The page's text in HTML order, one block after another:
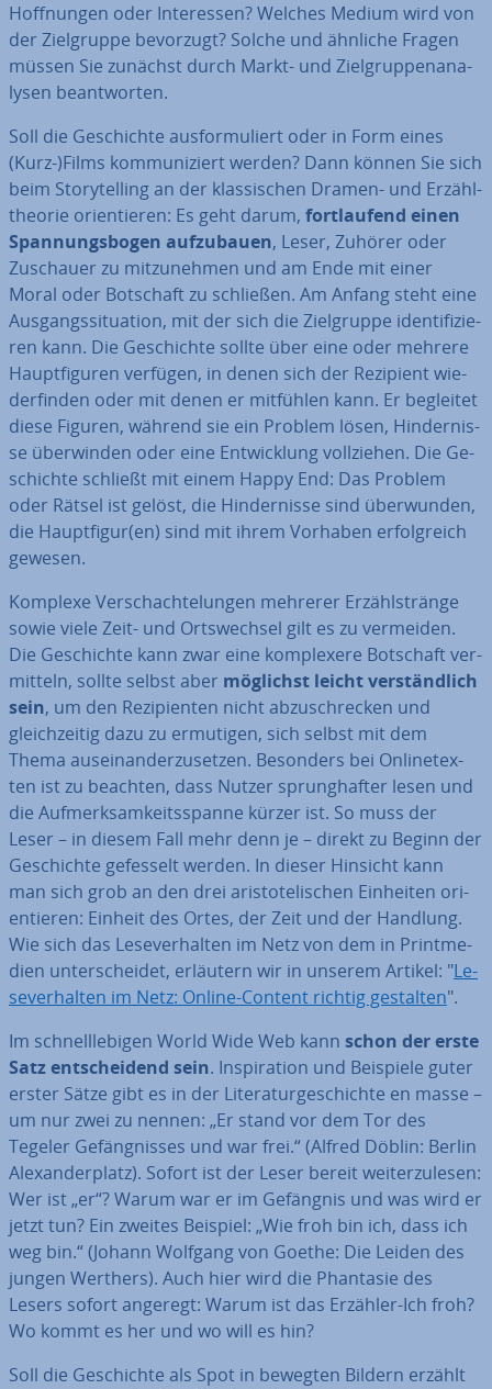
Hoff­nun­gen oder In­ter­es­sen? Welches Medium wird von
der Ziel­grup­pe bevorzugt? Solche und ähnliche Fragen
müssen Sie zunächst durch Markt- und Ziel­grup­pen­ana­
ly­sen be­ant­wor­ten.
Soll die Ge­schich­te aus­for­mu­liert oder in Form eines
(Kurz-)Films kom­mu­ni­ziert werden? Dann können Sie sich
beim Sto­rytel­ling an der klas­si­schen Dramen- und Er­zähl­
theo­rie ori­en­tie­ren: Es geht darum, fort­lau­fend einen
Span­nungs­bo­gen auf­zu­bau­en, Leser, Zuhörer oder
Zuschauer zu mit­zu­neh­men und am Ende mit einer
Moral oder Botschaft zu schließen. Am Anfang steht eine
Aus­gangs­si­tua­ti­on, mit der sich die Ziel­grup­pe iden­ti­fi­zie­
ren kann. Die Ge­schich­te sollte über eine oder mehrere
Haupt­fi­gu­ren verfügen, in denen sich der Rezipient wie­
der­fin­den oder mit denen er mitfühlen kann. Er begleitet
diese Figuren, während sie ein Problem lösen, Hin­der­nis­
se über­win­den oder eine Ent­wick­lung voll­zie­hen. Die Ge­
schich­te schließt mit einem Happy End: Das Problem
oder Rätsel ist gelöst, die Hin­der­nis­se sind über­wun­den,
die Haupt­fi­gur(en) sind mit ihrem Vorhaben er­folg­reich
gewesen.
Komplexe Ver­schach­te­lun­gen mehrerer Er­zähl­strän­ge
sowie viele Zeit- und Orts­wech­sel gilt es zu vermeiden.
Die Ge­schich­te kann zwar eine kom­ple­xe­re Botschaft ver­
mit­teln, sollte selbst aber möglichst leicht ver­ständ­lich
sein, um den Re­zi­pi­en­ten nicht ab­zu­schre­cken und
gleich­zei­tig dazu zu ermutigen, sich selbst mit dem
Thema aus­ein­an­der­zu­set­zen. Besonders bei On­line­tex­
ten ist zu beachten, dass Nutzer sprung­haf­ter lesen und
die Auf­merk­sam­keits­span­ne kürzer ist. So muss der
Leser – in diesem Fall mehr denn je – direkt zu Beginn der
Ge­schich­te gefesselt werden. In dieser Hinsicht kann
man sich grob an den drei aris­to­te­li­schen Einheiten ori­
en­tie­ren: Einheit des Ortes, der Zeit und der Handlung.
Wie sich das Le­se­ver­hal­ten im Netz von dem in Print­me­
di­en un­ter­schei­det, erläutern wir in unserem Artikel: "Le­
se­ver­hal­ten im Netz: Online-Content richtig gestalten".
Im schnell­le­bi­gen World Wide Web kann schon der erste
Satz ent­schei­dend sein. In­spi­ra­ti­on und Beispiele guter
erster Sätze gibt es in der Li­te­ra­tur­ge­schich­te en masse –
um nur zwei zu nennen: „Er stand vor dem Tor des
Tegeler Ge­fäng­nis­ses und war frei.“ (Alfred Döblin: Berlin
Alex­an­der­platz). Sofort ist der Leser bereit wei­ter­zu­le­sen:
Wer ist „er“? Warum war er im Gefängnis und was wird er
jetzt tun? Ein zweites Beispiel: „Wie froh bin ich, dass ich
weg bin.“ (Johann Wolfgang von Goethe: Die Leiden des
jungen Werthers). Auch hier wird die Phantasie des
Lesers sofort angeregt: Warum ist das Erzähler-Ich froh?
Wo kommt es her und wo will es hin?
Soll die Ge­schich­te als Spot in bewegten Bildern erzählt